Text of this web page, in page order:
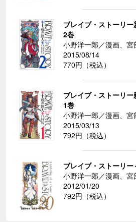
ブレイブ・ストーリ
2巻
小野洋一郎／漫画、宮
2015/08/14
770円（税込）
ブレイブ・ストーリ
1巻
小野洋一郎／漫画、宮
2015/03/13
792円（税込）
ブレイブ・ストーリ
小野洋一郎／漫画、宮
2012/01/20
792円（税込）